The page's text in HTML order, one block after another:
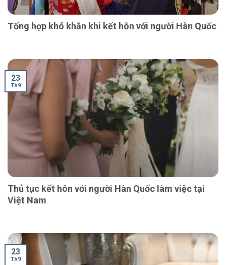
Tổng hợp khó khăn khi kết hôn với người Hàn Quốc
Thủ tục kết hôn với người Hàn Quốc làm việc tại
Việt Nam
23
Th9
23
Th9